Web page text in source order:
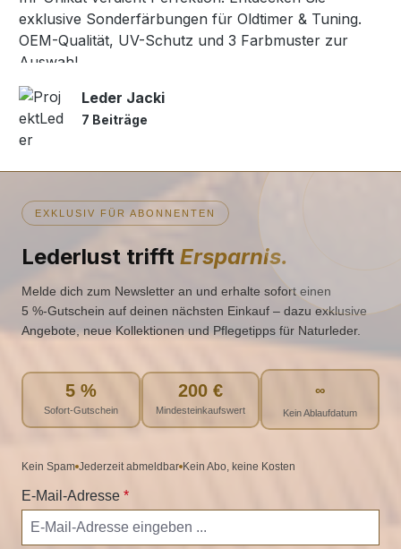
exklusive Sonderfärbungen für Oldtimer & Tuning.
OEM-Qualität, UV-Schutz und 3 Farbmuster zur
Auswahl.
Leder Jacki
7 Beiträge
EXKLUSIV FÜR ABONNENTEN
Lederlust trifft Ersparnis.
Melde dich zum Newsletter an und erhalte sofort einen
5 %‑Gutschein auf deinen nächsten Einkauf – dazu exklusive
Angebote, neue Kollektionen und Pflegetipps für Naturleder.
5 %
Sofort-Gutschein
200 €
Mindesteinkaufswert
∞
Kein Ablaufdatum
Kein Spam Jederzeit abmeldbar Kein Abo, keine Kosten
E-Mail-Adresse *